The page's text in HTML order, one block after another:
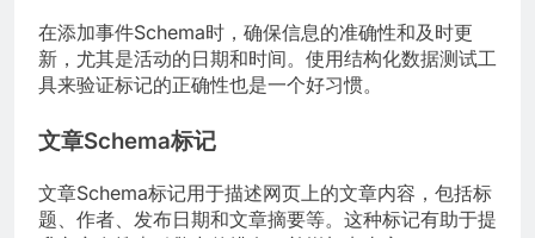
在添加事件Schema时，确保信息的准确性和及时更
新，尤其是活动的日期和时间。使用结构化数据测试工
具来验证标记的正确性也是一个好习惯。
文章Schema标记
文章Schema标记用于描述网页上的文章内容，包括标
题、作者、发布日期和文章摘要等。这种标记有助于提